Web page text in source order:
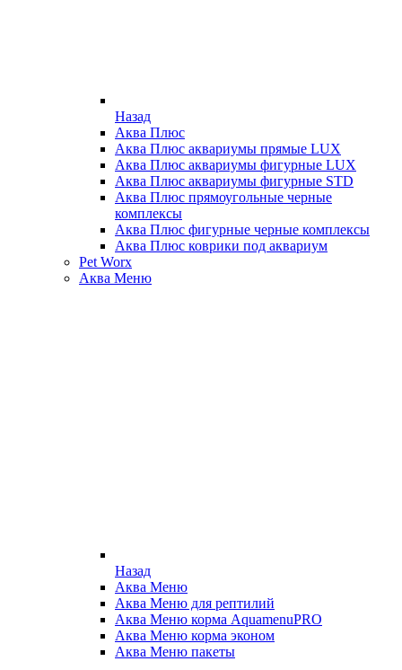
Назад
Аква Плюс
Аква Плюс аквариумы прямые LUX
Аква Плюс аквариумы фигурные LUX
Аква Плюс аквариумы фигурные STD
Аква Плюс прямоугольные черные
комплексы
Аква Плюс фигурные черные комплексы
Аква Плюс коврики под аквариум
Pet Worx
Аква Меню
Назад
Аква Меню
Аква Меню для рептилий
Аква Меню корма AquamenuPRO
Аква Меню корма эконом
Аква Меню пакеты